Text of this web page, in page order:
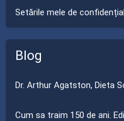
Setările mele de
Blog
Dr. Arthur Agatston, Dieta
Cum sa traim 150 de ani.